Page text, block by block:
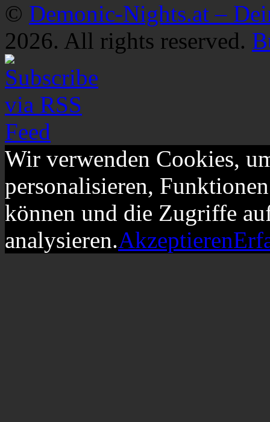
© Demonic-Nights.at –
2026. All rights reserved.
Wir verwenden Cookies,
personalisieren,
können und die Zugriffe
analysieren.Akzeptieren